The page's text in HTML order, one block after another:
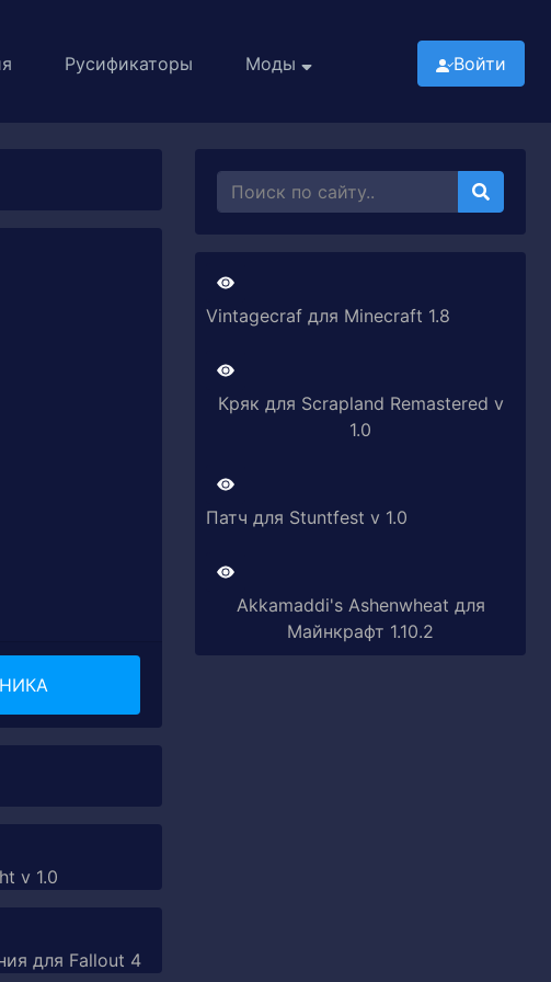
Русификаторы Моды Войти
v 1.0
для Fallout 4
Vintagecraf для Minecraft 1.8
Кряк для Scrapland Remastered v
1.0
Патч для Stuntfest v 1.0
Akkamaddi's Ashenwheat для
Майнкрафт 1.10.2